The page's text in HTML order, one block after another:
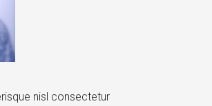
nisl consectetur